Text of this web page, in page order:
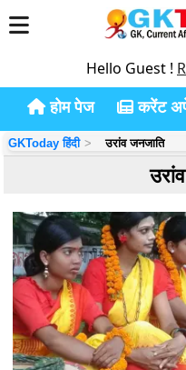
Hello Guest !
होम पेज करेंट
GKToday हिंदी उरांव जनजाति